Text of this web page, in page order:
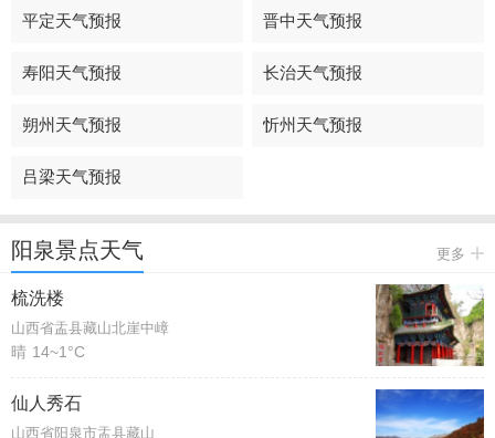
平定天气预报 晋中天气预报
寿阳天气预报 长治天气预报
朔州天气预报 忻州天气预报
吕梁天气预报
阳泉景点天气 更多
梳洗楼
山西省盂县藏山北崖中嶂
晴 14~1°C
仙人秀石
山西省阳泉市盂县藏山